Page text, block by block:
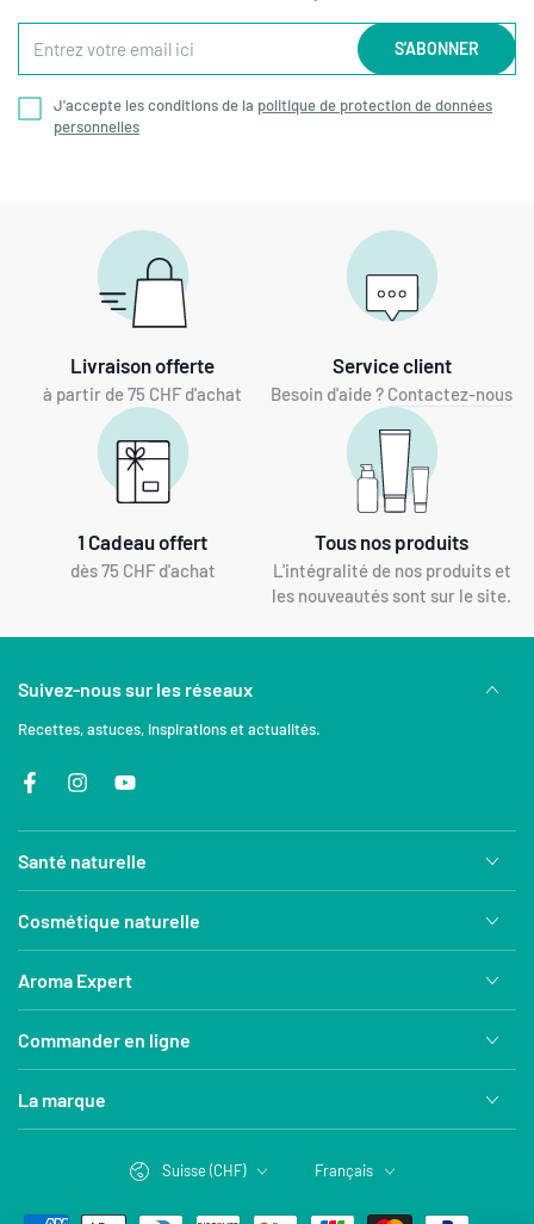
votre
ici
S'ABONNER
J'accepte les conditions de la politique de protection de données
personnelles
Livraison offerte
à partir de 75 CHF d'achat
Service client
Besoin d'aide ? Contactez-nous
1 Cadeau offert
dès 75 CHF d'achat
Tous nos produits
L'intégralité de nos produits et
les nouveautés sont sur le site.
Santé naturelle
Cosmétique naturelle
Aroma Expert
Commander en ligne
La marque
Suivez-nous sur les réseaux
Recettes, astuces, inspirations et actualités.
FacebookInstagramYouTube
Suisse (CHF) Français